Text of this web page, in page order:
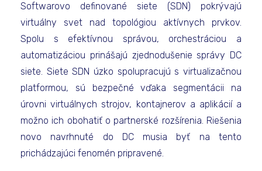
Softwarovo definované siete (SDN) pokrývajú
virtuálny svet nad topológiou aktívnych prvkov.
Spolu s efektívnou správou, orchestráciou a
automatizáciou prinášajú zjednodušenie správy DC
siete. Siete SDN úzko spolupracujú s virtualizačnou
platformou, sú bezpečné vďaka segmentácii na
úrovni virtuálnych strojov, kontajnerov a aplikácií a
možno ich obohatiť o partnerské rozšírenia. Riešenia
novo navrhnuté do DC musia byť na tento
prichádzajúci fenomén pripravené.